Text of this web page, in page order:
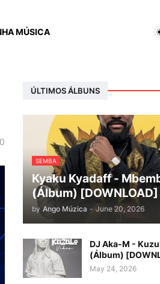
MÚSICA
0
ÚLTIMOS ÁLBUNS
SEMBA
Kyaku Kyadaff -
(Álbum) [DOWNLOAD]
by Ango Múzica - June 20, 2026
DJ Aka-M -
(Álbum)
May 24, 2026